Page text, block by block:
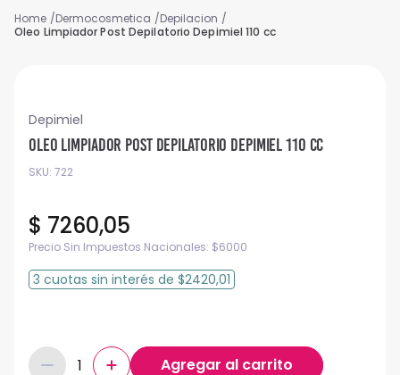
Dermocosmetica
Depilacion
Oleo Limpiador Post Depilatorio Depimiel 110 cc
Depimiel
Oleo Limpiador Post Depilatorio Depimiel 110 cc
SKU: 722
$ 7260,05
Precio Sin Impuestos Nacionales: $6000
3 cuotas sin interés de $2420,01